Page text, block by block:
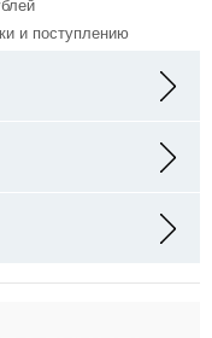
и поступлению